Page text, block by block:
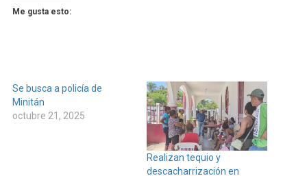
Me gusta esto:
Se busca a policía de
Minitán
octubre 21, 2025
Realizan tequio y
descacharrización en